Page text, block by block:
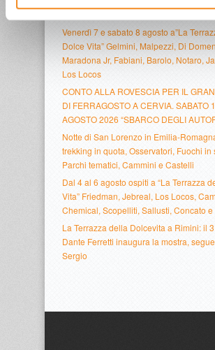
Venerdì 7 e sabato 8 agosto a”La
Dolce Vita” Gelmini, Malpezzi, Di
Maradona Jr, Fabiani, Barolo, Notaro,
Los Locos
CONTO ALLA ROVESCIA PER IL
DI FERRAGOSTO A CERVIA. SABATO
AGOSTO 2026 “SBARCO DEGLI
Notte di San Lorenzo in Emilia-
trekking in quota, Osservatori, Fuochi in
Parchi tematici, Cammini e Castelli
Dal 4 al 6 agosto ospiti a “La Terrazza
Vita” Friedman, Jebreal, Los Locos,
Chemical, Scopelliti, Sallusti, Concato e
La Terrazza della Dolcevita a Rimini: il
Dante Ferretti inaugura la mostra,
Sergio